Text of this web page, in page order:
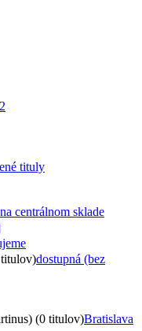
2
tituly
na centrálnom sklade
titulov)dostupná (bez
(0 titulov)Bratislava